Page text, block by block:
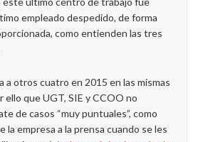
empleado despedido, de forma
como entienden las tres
a otros cuatro en 2015 en las mismas
ello que UGT, SIE y CCOO no
de casos “muy puntuales”, como
la empresa a la prensa cuando se les